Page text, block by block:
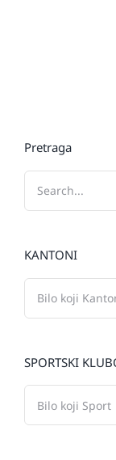
Pretraga
KANTONI
SPORTSKI